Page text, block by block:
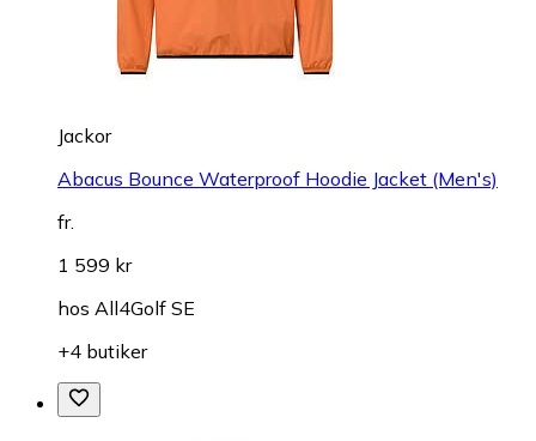
Jackor
Abacus Bounce Waterproof Hoodie Jacket (Men's)
fr.
1 599 kr
hos All4Golf SE
+4 butiker